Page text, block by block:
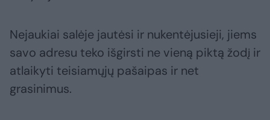
Nejaukiai salėje jautėsi ir nukentėjusieji, jiems
savo adresu teko išgirsti ne vieną piktą žodį ir
atlaikyti teisiamųjų pašaipas ir net
grasinimus.